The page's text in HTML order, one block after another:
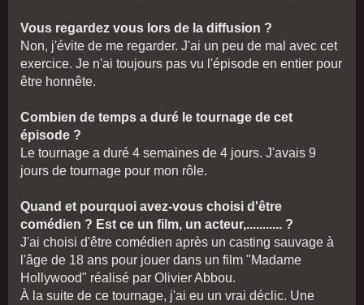
Vous regardez vous lors de la diffusion ?
Non, j'évite de me regarder. J'ai un peu de mal avec cet
exercice. Je n'ai toujours pas vu l'épisode en entier pour
être honnête.
Combien de temps a duré le tournage de cet
épisode ?
Le tournage a duré 4 semaines de 4 jours. J'avais 9
jours de tournage pour mon rôle.
Quand et pourquoi avez-vous choisi d'être
comédien ? Est ce un film, un acteur,........... ?
J'ai choisi d'être comédien après un casting sauvage à
l'âge de 18 ans pour jouer dans un film "Madame
Hollywood" réalisé par Olivier Abbou.
À la suite de ce tournage, j'ai eu un vrai déclic. Une